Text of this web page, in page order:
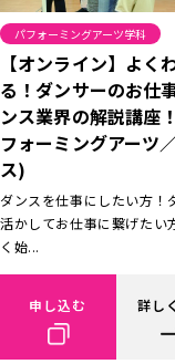
パフォーミングアーツ学科
【オンライン】よく
る！ダンサーのお仕
ンス業界の解説講座
フォーミングアーツ
ス)
ダンスを仕事にしたい方！
活かしてお仕事に繋げたい
く始...
申し込む 詳し